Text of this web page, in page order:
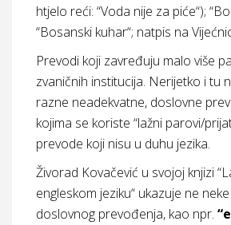
htjelo reći: “Voda nije za piće“);
“Bosanski kuhar“; natpis na
Prevodi koji zavređuju malo više
zvaničnih institucija. Nerijetko i tu
razne neadekvatne, doslovne
kojima se koriste “lažni parovi/
prevode koji nisu u duhu jezika.
Živorad Kovačević u svojoj knjizi
engleskom jeziku“ ukazuje ne
doslovnog prevođenja, kao npr.